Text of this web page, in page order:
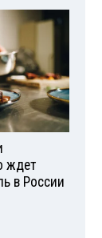
ждет
в России